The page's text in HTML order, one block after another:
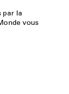
par la
vous